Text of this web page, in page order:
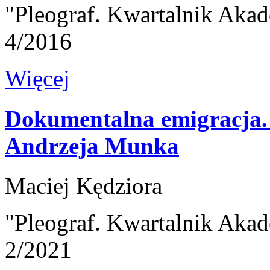
"Pleograf. Kwartalnik
4/2016
Więcej
Dokumentalna
Andrzeja Munka
Maciej Kędziora
"Pleograf. Kwartalnik
2/2021